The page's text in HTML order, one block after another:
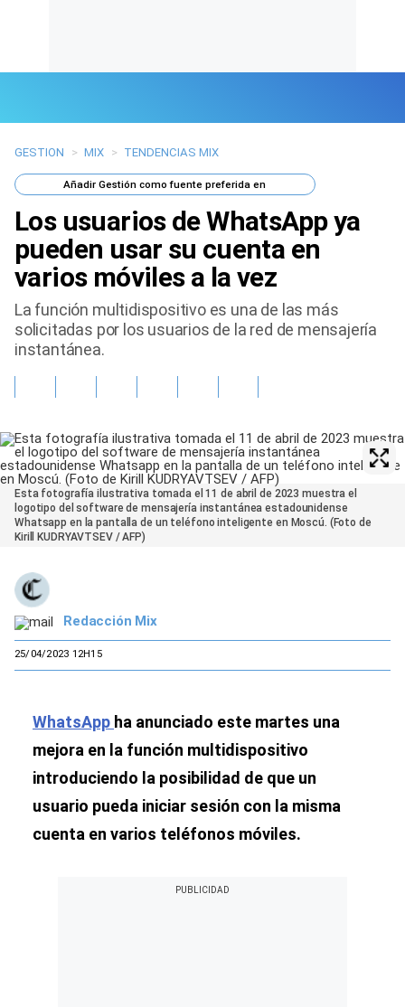
Últimas Noticias
Mi Bolsillo
Respuestas
Gente
Vida Laboral
Sports
GESTION > MIX > TENDENCIAS MIX
AñadirGestión como fuente preferida en
Los usuarios de WhatsApp ya
pueden usar su cuenta en
varios móviles a la vez
La función multidispositivo es una de las más
solicitadas por los usuarios de la red de mensajería
instantánea.
Esta fotografía ilustrativa tomada el 11 de abril de 2023 muestra el
logotipo del software de mensajería instantánea estadounidense
Whatsapp en la pantalla de un teléfono inteligente en Moscú. (Foto de
Kirill KUDRYAVTSEV / AFP)
Redacción Mix
25/04/2023 12H15
WhatsApp ha anunciado este martes una
mejora en la función multidispositivo
introduciendo la posibilidad de que un
usuario pueda iniciar sesión con la misma
cuenta en varios teléfonos móviles.